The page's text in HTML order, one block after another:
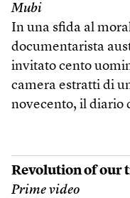
Mubi
In una sfida al
documentarista
invitato cento
camera estratti di
novecento, il diario
Revolution of our
Prime video